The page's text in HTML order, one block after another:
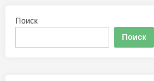
Поиск
Поиск